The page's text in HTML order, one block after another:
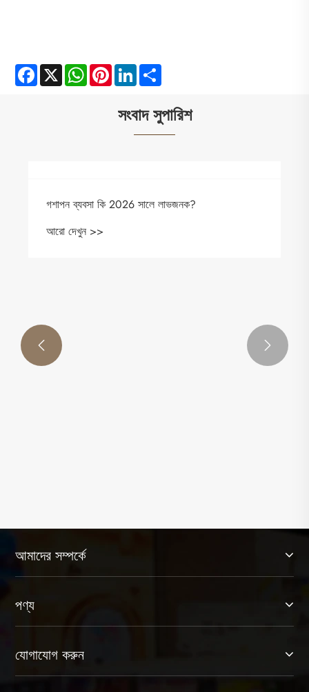
Facebook
X WhatsApp
PinterestLinkedIn
সংবাদ সুপারিশ
গশাপন ব্যবসা কি 2026 সালে লাভজনক?
আরো দেখুন >>
 
আমাদের সম্পর্কে
পণ্য
যোগাযোগ করুন